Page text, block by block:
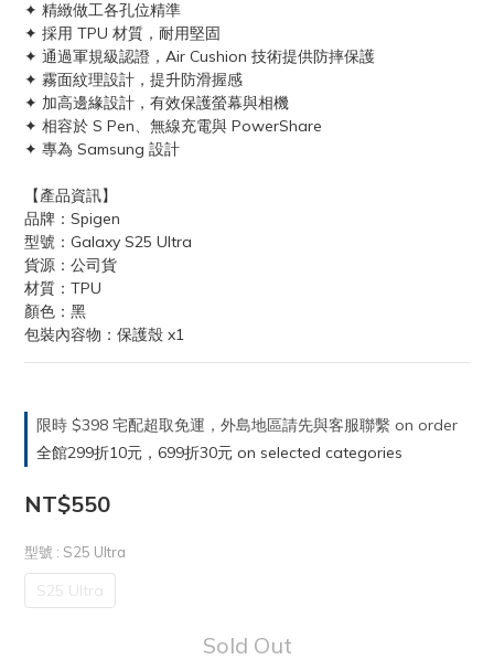
✦ 精緻做工各孔位精準
✦ 採用 TPU 材質，耐用堅固
✦ 通過軍規級認證，Air Cushion 技術提供防摔保護
✦ 霧面紋理設計，提升防滑握感
✦ 加高邊緣設計，有效保護螢幕與相機
✦ 相容於 S Pen、無線充電與 PowerShare
✦ 專為 Samsung 設計
【產品資訊】
品牌：Spigen
型號：Galaxy S25 Ultra
貨源：公司貨
材質：TPU
顏色：黑
包裝內容物：保護殼 x1
限時 $398 宅配超取免運，外島地區請先與客服聯繫 on order
全館299折10元，699折30元 on selected categories
NT$550
型號 : S25 Ultra
S25 Ultra
Sold Out